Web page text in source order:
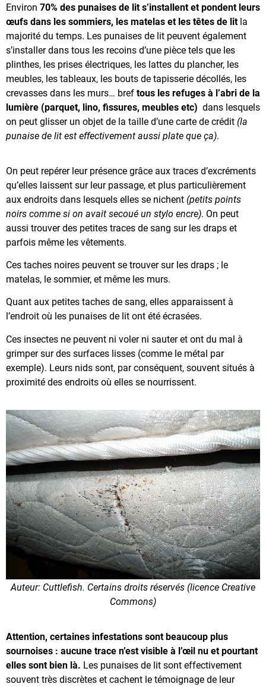
Environ 70% des punaises de lit s’installent et pondent leurs
œufs dans les sommiers, les matelas et les têtes de lit la
majorité du temps. Les punaises de lit peuvent également
s’installer dans tous les recoins d’une pièce tels que les
plinthes, les prises électriques, les lattes du plancher, les
meubles, les tableaux, les bouts de tapisserie décollés, les
crevasses dans les murs… bref tous les refuges à l’abri de la
lumière (parquet, lino, fissures, meubles etc) dans lesquels
on peut glisser un objet de la taille d’une carte de crédit (la
punaise de lit est effectivement aussi plate que ça).
On peut repérer leur présence grâce aux traces d’excréments
qu’elles laissent sur leur passage, et plus particulièrement
aux endroits dans lesquels elles se nichent (petits points
noirs comme si on avait secoué un stylo encre). On peut
aussi trouver des petites traces de sang sur les draps et
parfois même les vêtements.
Ces taches noires peuvent se trouver sur les draps ; le
matelas, le sommier, et même les murs.
Quant aux petites taches de sang, elles apparaissent à
l’endroit où les punaises de lit ont été écrasées.
Ces insectes ne peuvent ni voler ni sauter et ont du mal à
grimper sur des surfaces lisses (comme le métal par
exemple). Leurs nids sont, par conséquent, souvent situés à
proximité des endroits où elles se nourrissent.
Auteur: Cuttlefish. Certains droits réservés (licence Creative
Commons)
Attention, certaines infestations sont beaucoup plus
sournoises : aucune trace n’est visible à l’œil nu et pourtant
elles sont bien là. Les punaises de lit sont effectivement
souvent très discrètes et cachent le témoignage de leur